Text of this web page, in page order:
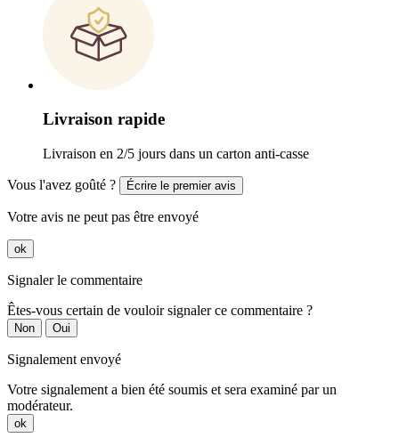
Livraison rapide
Livraison en 2/5 jours dans un carton anti-casse
Vous l'avez goûté ? Écrire le premier avis
Votre avis ne peut pas être envoyé
ok
Signaler le commentaire
Êtes-vous certain de vouloir signaler ce commentaire ?
Non Oui
Signalement envoyé
Votre signalement a bien été soumis et sera examiné par un
modérateur.
ok